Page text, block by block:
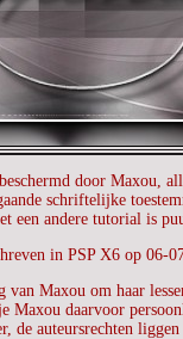
door Maxou,
schriftelijke
een andere tutorial is
in PSP X6 op 06-
Maxou om haar
Maxou daarvoor
de auteursrechten